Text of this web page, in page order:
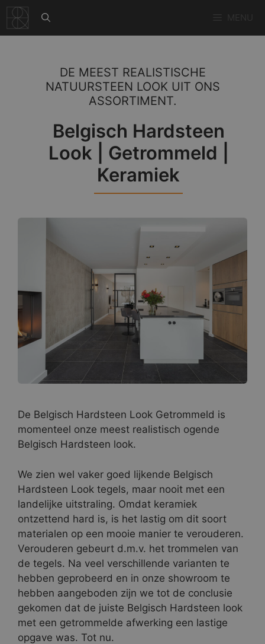
naar
de
DE MEEST REALISTISCHE
NATUURSTEEN LOOK UIT ONS
ASSORTIMENT.
Belgisch Hardsteen
Look | Getrommeld |
Keramiek
De Belgisch Hardsteen Look Getrommeld is
momenteel onze meest realistisch ogende
Belgisch Hardsteen look.
We zien wel vaker goed lijkende Belgisch
Hardsteen Look tegels, maar nooit met een
landelijke uitstraling. Omdat keramiek
ontzettend hard is, is het lastig om dit soort
materialen op een mooie manier te verouderen.
Verouderen gebeurt d.m.v. het trommelen van
de tegels. Na veel verschillende varianten te
hebben geprobeerd en in onze showroom te
hebben aangeboden zijn we tot de conclusie
gekomen dat de juiste Belgisch Hardsteen look
met een getrommelde afwerking een lastige
opgave was. Tot nu.